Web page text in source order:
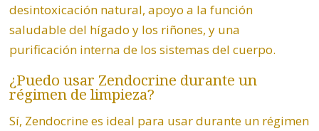
desintoxicación natural, apoyo a la función
saludable del hígado y los riñones, y una
purificación interna de los sistemas del cuerpo.
¿Puedo usar Zendocrine durante un
régimen de limpieza?
Sí, Zendocrine es ideal para usar durante un régimen